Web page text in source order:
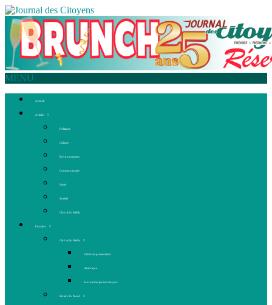
MENU
Accueil
Articles
Politique
Culture
Environnement
Communautaire
Santé
Société
Club Ado Média
Dossiers
Club Ado Média
Vidéo de présentation
Historique
Journal des jeunes citoyens
Rivière du Nord